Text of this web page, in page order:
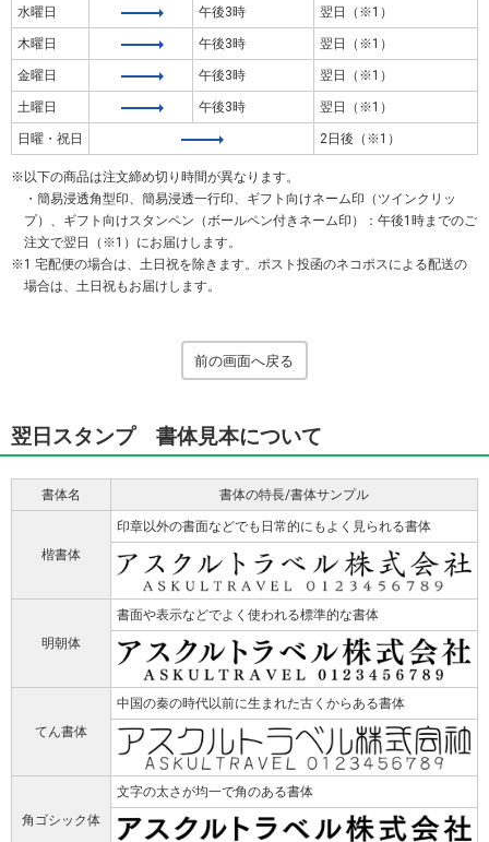
水曜日 午後3時 翌日（※1）
木曜日 午後3時 翌日（※1）
金曜日 午後3時 翌日（※1）
土曜日 午後3時 翌日（※1）
日曜・祝日 2日後（※1）
以下の商品は注文締め切り時間が異なります。
・簡易浸透角型印、簡易浸透一行印、ギフト向けネーム印（ツインクリッ
プ）、ギフト向けスタンペン（ボールペン付きネーム印）：午後1時までのご
注文で翌日（※1）にお届けします。
1 宅配便の場合は、土日祝を除きます。ポスト投函のネコポスによる配送の
場合は、土日祝もお届けします。
前の画面へ戻る
翌日スタンプ 書体見本について
書体名 書体の特長/書体サンプル
楷書体
印章以外の書面などでも日常的にもよく見られる書体
明朝体
書面や表示などでよく使われる標準的な書体
てん書体
中国の秦の時代以前に生まれた古くからある書体
角ゴシック体
文字の太さが均一で角のある書体